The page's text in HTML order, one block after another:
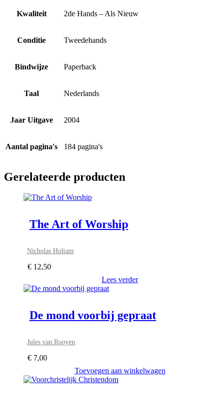
Kwaliteit 2de Hands – Als Nieuw
Conditie Tweedehands
Bindwijze Paperback
Taal Nederlands
Jaar Uitgave 2004
Aantal pagina's 184 pagina's
Gerelateerde producten
The Art of Worship
Nicholas Holtam
€ 12,50
Lees verder
De mond voorbij gepraat
Jules van Rooyen
€ 7,00
Toevoegen aan winkelwagen